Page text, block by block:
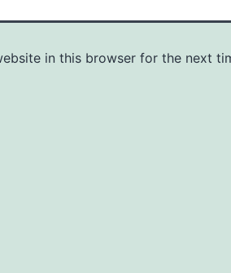
in this browser for the next